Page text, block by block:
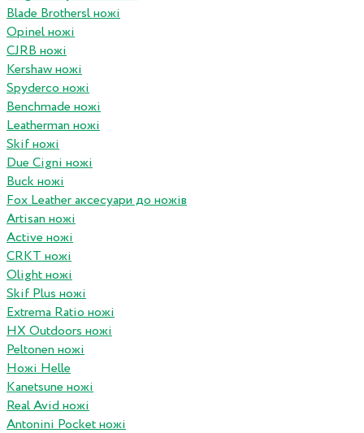
Blade Brothersl ножі
Opinel ножі
CJRB ножі
Kershaw ножі
Spyderco ножі
Benchmade ножі
Leatherman ножі
Skif ножі
Due Cigni ножі
Buck ножі
Fox Leather аксесуари до ножів
Artisan ножі
Active ножі
CRKT ножі
Olight ножі
Skif Plus ножі
Extrema Ratio ножі
HX Outdoors ножі
Peltonen ножі
Ножі Helle
Kanetsune ножі
Real Avid ножі
Antonini Pocket ножі